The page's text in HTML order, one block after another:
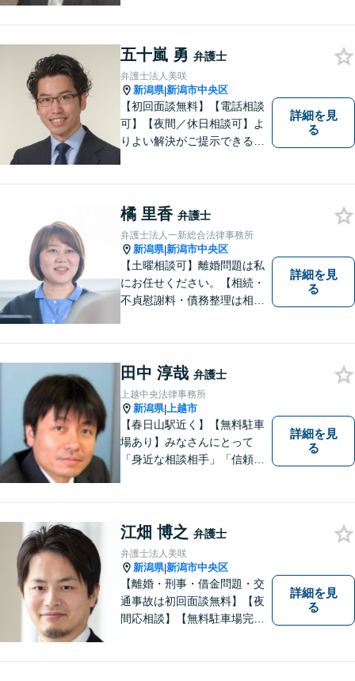
とはすぐにご相談ください。
五十嵐 勇 弁護士
弁護士法人美咲
新潟県|新潟市中央区
【初回面談無料】【電話相談
可】【夜間／休日相談可】よ
りよい解決がご提示できるよ
詳細を見
る
橘 里香 弁護士
弁護士法人一新総合法律事務所
新潟県|新潟市中央区
【土曜相談可】離婚問題は私
にお任せください。【相続・
不貞慰謝料・債務整理は相談
く）】
詳細を見
る
田中 淳哉 弁護士
上越中央法律事務所
新潟県|上越市
【春日山駅近く】【無料駐車
場あり】みなさんにとって
「身近な相談相手」「信頼で
人お一人の不安や悩みをしっ
かり受け止め、丁寧な対応を
心がけます。お気軽にご相談
ください。
詳細を見
る
江畑 博之 弁護士
弁護士法人美咲
新潟県|新潟市中央区
【離婚・刑事・借金問題・交
通事故は初回面談無料】【夜
間応相談】【無料駐車場完
詳細を見
る